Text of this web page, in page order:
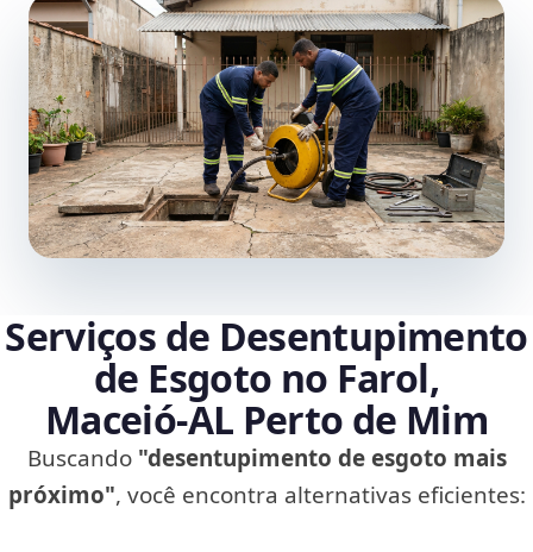
Serviços de Desentupimento
de Esgoto no Farol,
Maceió‑AL Perto de Mim
Buscando "desentupimento de esgoto mais
próximo", você encontra alternativas eficientes: